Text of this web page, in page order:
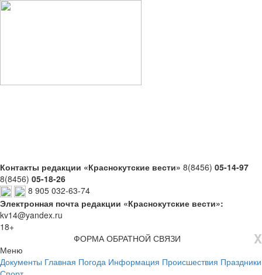
Контакты редакции «Краснокутские вести» 8(8456) 05-14-97
8(8456) 05-18-26
8 905 032-63-74
Электронная почта редакции «Краснокутские вести»:
kv14@yandex.ru
18+
X
ФОРМА ОБРАТНОЙ СВЯЗИ
Меню
Документы Главная Погода Информация Происшествия Праздники